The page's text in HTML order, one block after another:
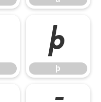
þ
þ